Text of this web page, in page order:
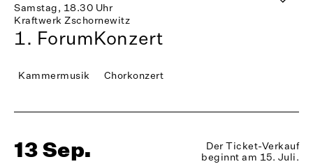
Samstag, 18.30 Uhr
Kraftwerk Zschornewitz
1. ForumKonzert
Kammermusik Chorkonzert
13 Sep.
Der Ticket-Verkauf
beginnt am 15. Juli.